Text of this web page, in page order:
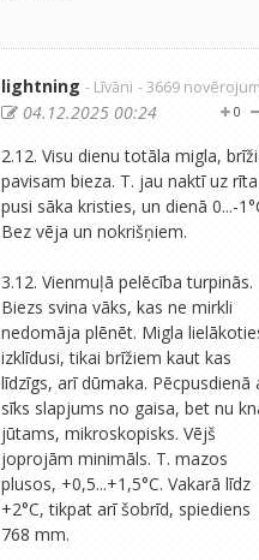
lightning - Līvāni - 3669
0
04.12.2025 00:24
2.12. Visu dienu totāla migla,
pavisam bieza. T. jau naktī uz rīta
pusi sāka kristies, un dienā 0...-
Bez vēja un nokrišņiem.
3.12. Vienmuļā pelēcība turpinās.
Biezs svina vāks, kas ne mirkli
nedomāja plēnēt. Migla
izklīdusi, tikai brīžiem kaut kas
līdzīgs, arī dūmaka. Pēcpusdienā
sīks slapjums no gaisa, bet nu
jūtams, mikroskopisks. Vējš
joprojām minimāls. T. mazos
plusos, +0,5...+1,5°C. Vakarā līdz
+2°C, tikpat arī šobrīd, spiediens
768 mm.